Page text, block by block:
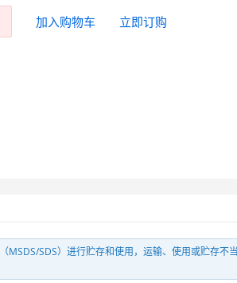
加入购物车 立即订购
MSDS/SDS）进行贮存和使用，运输、使用或贮存